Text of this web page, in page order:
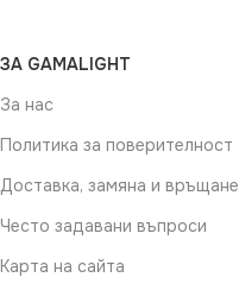
ЗА GAMALIGHT
За нас
Политика за поверителност
Доставка, замяна и връщане
Често задавани въпроси
Карта на сайта